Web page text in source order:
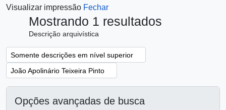
Visualizar impressão Fechar
Mostrando 1 resultados
Descrição arquivística
Remover filtro:
Somente descrições em nível superior
Remover filtro:
João Apolinário Teixeira Pinto
Opções avançadas de busca